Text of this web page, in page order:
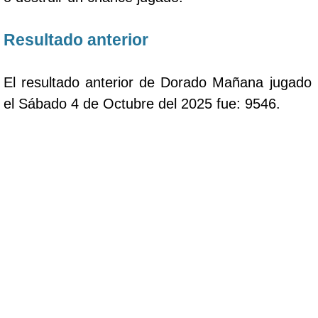
Resultado anterior
El resultado anterior de Dorado Mañana jugado
el Sábado 4 de Octubre del 2025 fue: 9546.